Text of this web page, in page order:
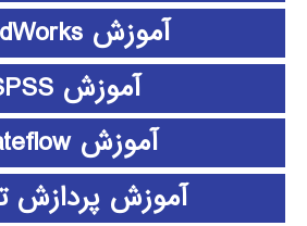
آموزش SolidWorks
آموزش SPSS
آموزش stateflow
آموزش پردازش